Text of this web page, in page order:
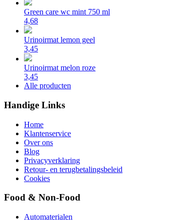
Green care wc mint 750 ml
4,68
Urinoirmat lemon geel
3,45
Urinoirmat melon roze
3,45
Alle producten
Handige Links
Home
Klantenservice
Over ons
Blog
Privacyverklaring
Retour- en terugbetalingsbeleid
Cookies
Food & Non-Food
Automaterialen